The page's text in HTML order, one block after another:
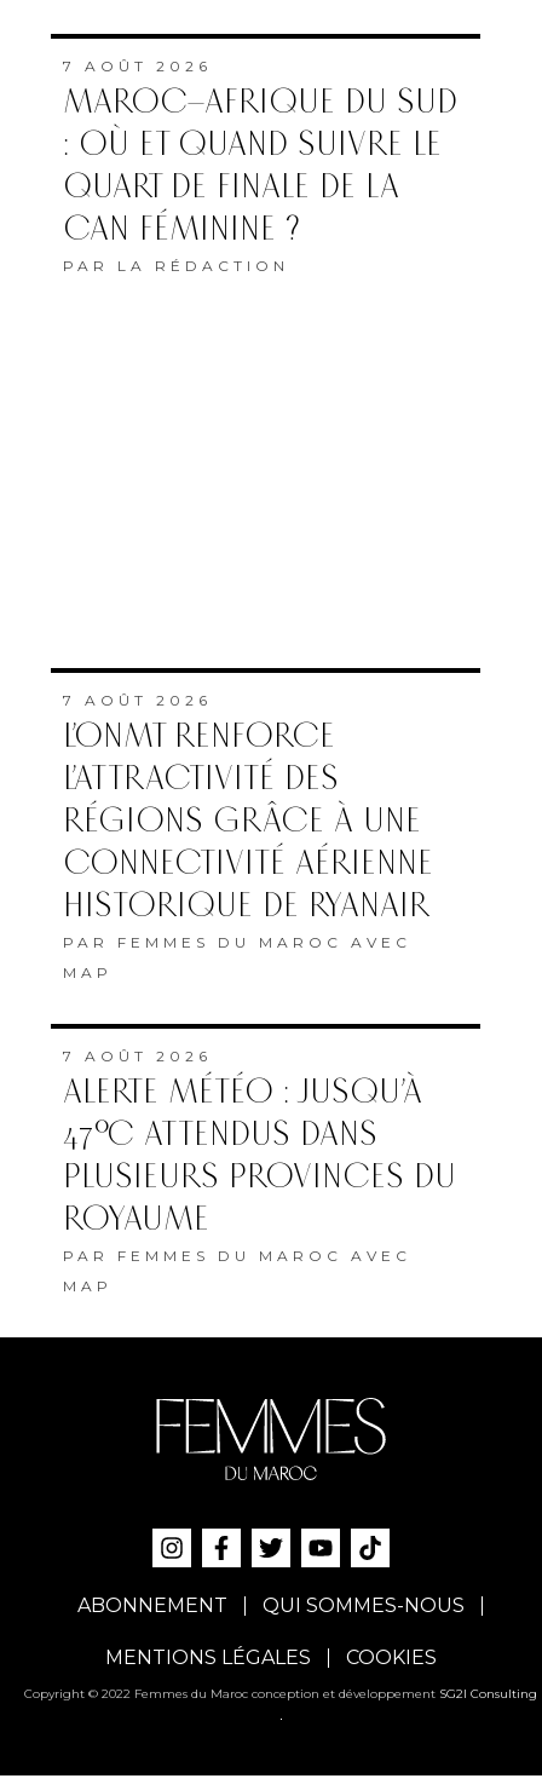
7 AOÛT 2026
MAROC–AFRIQUE DU SUD
: OÙ ET QUAND SUIVRE LE
QUART DE FINALE DE LA
CAN FÉMININE ?
PAR LA RÉDACTION
7 AOÛT 2026
L’ONMT RENFORCE
L’ATTRACTIVITÉ DES
RÉGIONS GRÂCE À UNE
CONNECTIVITÉ AÉRIENNE
HISTORIQUE DE RYANAIR
PAR FEMMES DU MAROC AVEC
MAP
7 AOÛT 2026
ALERTE MÉTÉO : JUSQU’À
47°C ATTENDUS DANS
PLUSIEURS PROVINCES DU
ROYAUME
PAR FEMMES DU MAROC AVEC
MAP
ABONNEMENT QUI SOMMES-NOUS
MENTIONS LÉGALES COOKIES
Copyright © 2022 Femmes du Maroc conception et développement SG2I Consulting